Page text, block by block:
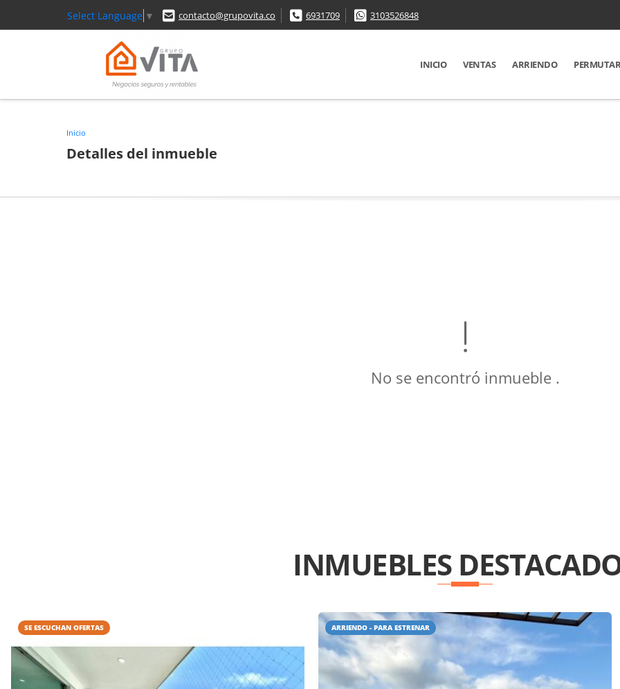
Select Language ▼ contacto@grupovita.co 6931709 3103526848
INICIO VENTAS ARRIENDO
Inicio
Detalles del inmueble
No se encontró inmueble .
INMUEBLES
SE ESCUCHAN OFERTAS ARRIENDO - PARA ESTRENAR